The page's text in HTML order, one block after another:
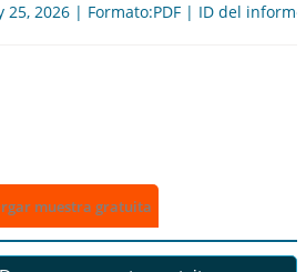
25, 2026 | Formato:PDF | ID del
muestra gratuita